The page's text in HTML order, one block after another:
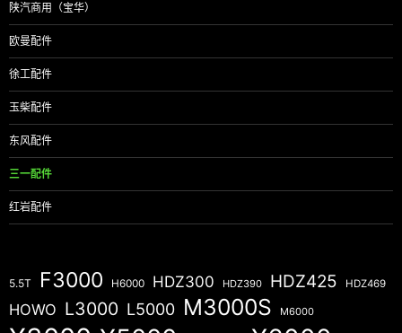
陕汽商用（宝华）
欧曼配件
徐工配件
玉柴配件
东风配件
三一配件
红岩配件
5.5T F3000 H6000 HDZ300 HDZ390 HDZ425 HDZ469
HOWO L3000 L5000 M3000S M6000